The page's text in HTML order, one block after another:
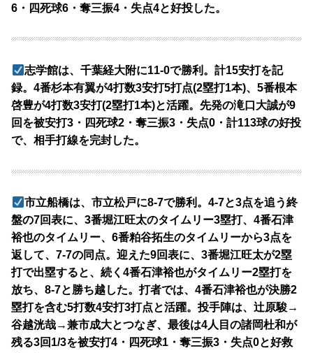
6・四死球6・奪三振4・失点4と好投した。
志学館は、千葉経大附に11-0で勝利。計15安打を記
録。4番杉本有翼が4打数3安打5打点(2塁打1本)、5番根本
啓豊が4打数3安打(2塁打1本)と活躍。先発の滝口大誠が9
回を被安打3・四死球2・奪三振3・失点0・計113球の好投
で、相手打線を完封した。
市立船橋は、市立松戸に8-7で勝利。4-7と3点を追う終
盤の7回表に、3番堀江旺太のタイムリー3塁打、4番石津
裕也のタイムリー、6番粕谷拓生のタイムリーから3点を
返して、7-7の同点。迎えた9回表に、3番堀江旺太が2塁
打で出塁すると、続く4番石津裕也がタイムリー2塁打を
放ち、8-7と勝ち越した。打者では、4番石津裕也が決勝2
塁打を含む5打数4安打3打点と活躍。投手陣は、辻原駿→
谷越洸哉→兼市成大とつなぎ、最後は4人目の諸岡杜和が
残る3回1/3を被安打4・四死球1・奪三振3・失点0と好救